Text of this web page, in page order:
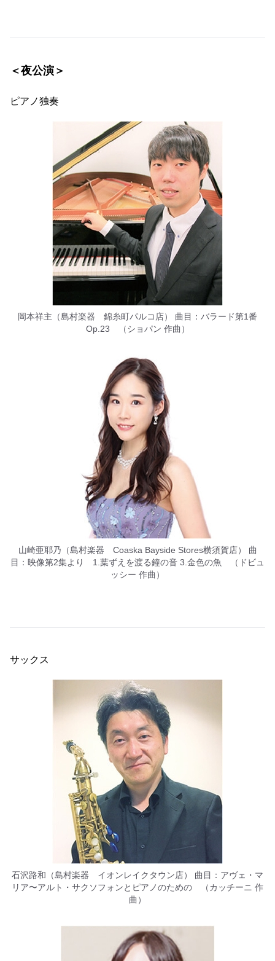
＜夜公演＞
ピアノ独奏
岡本祥主（島村楽器 錦糸町パルコ店） 曲目：バラード第1番
Op.23 （ショパン 作曲）
山崎亜耶乃（島村楽器 Coaska Bayside Stores横須賀店） 曲
目：映像第2集より 1.葉ずえを渡る鐘の音 3.金色の魚 （ドビュ
ッシー 作曲）
サックス
石沢路和（島村楽器 イオンレイクタウン店） 曲目：アヴェ・マ
リア〜アルト・サクソフォンとピアノのための （カッチーニ 作
曲）